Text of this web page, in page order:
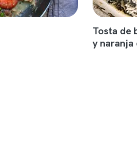
Tosta de
y